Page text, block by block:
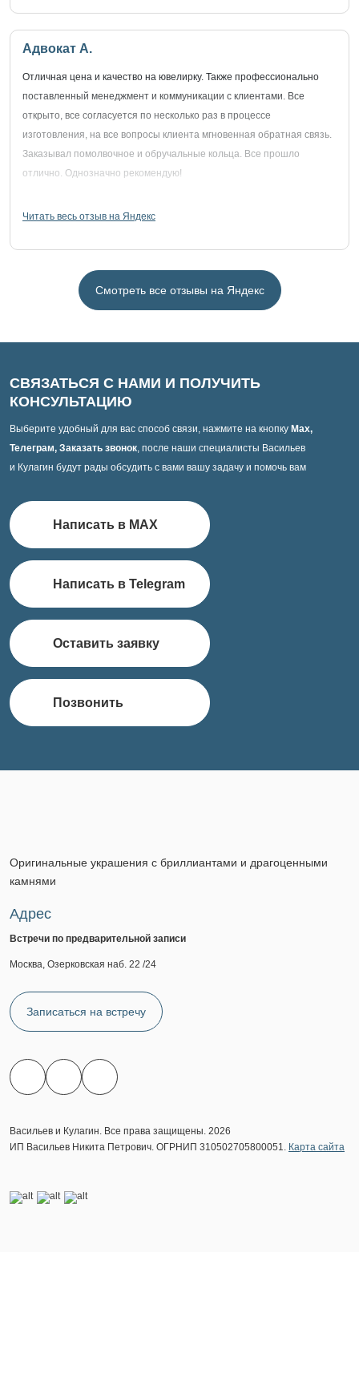
Адвокат А.
Отличная цена и качество на ювелирку. Также профессионально
поставленный менеджмент и коммуникации с клиентами. Все
открыто, все согласуется по несколько раз в процессе
изготовления, на все вопросы клиента мгновенная обратная связь.
Заказывал помолвочное и обручальные кольца. Все прошло
отлично. Однозначно рекомендую!
Читать весь отзыв на Яндекс
Смотреть все отзывы на Яндекс
СВЯЗАТЬСЯ С НАМИ И ПОЛУЧИТЬ
КОНСУЛЬТАЦИЮ
Выберите удобный для вас способ связи, нажмите на кнопку Max,
Телеграм, Заказать звонок, после наши специалисты Васильев
и Кулагин будут рады обсудить с вами вашу задачу и помочь вам
Написать в MAX
Написать в Telegram
Оставить заявку
Позвонить
Оригинальные украшения с бриллиантами и драгоценными
камнями
Адрес
Встречи по предварительной записи
Москва, Озерковская наб. 22 /24
Записаться на встречу
Васильев и Кулагин. Все права защищены. 2026
ИП Васильев Никита Петрович. ОГРНИП 310502705800051. Карта сайта